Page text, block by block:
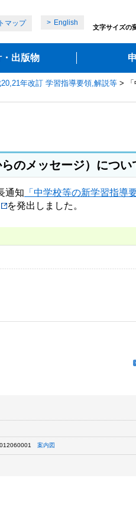
マップ English
文字サイズの
出版物
年改訂 学習指導要領,解説等 > 「
のメッセージ）につい
通知 「中学校等の新学習指導
を発出しました。
案内図